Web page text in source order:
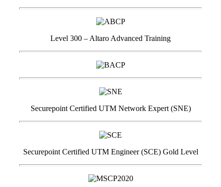
Level 300 – Altaro Advanced Training
Securepoint Certified UTM Network Expert (SNE)
Securepoint Certified UTM Engineer (SCE) Gold Level